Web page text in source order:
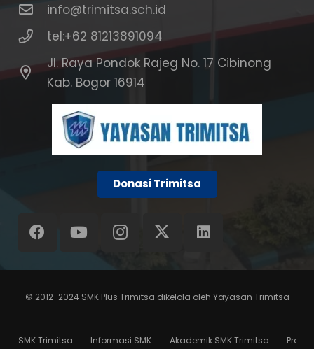
info@trimitsa.sch.id
tel:+62 81213891094
Jl. Raya Pondok Rajeg No. 17 Cibinong
Kab. Bogor 16914
Donasi Trimitsa
© 2012-2024 SMK Plus Trimitsa dikelola oleh Yayasan Trimitsa
SMK Trimitsa Informasi SMK Akademik SMK Trimitsa